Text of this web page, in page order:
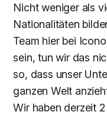
Nicht weniger als
Nationalitäten
Team hier bei
sein, tun wir das
so, dass unser
ganzen Welt
Wir haben derzeit